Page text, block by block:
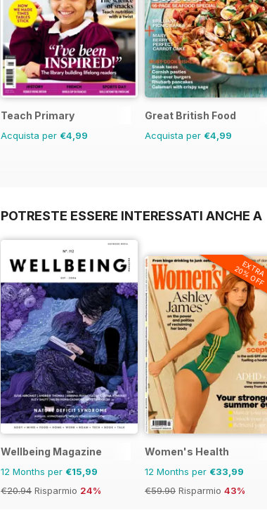
Teach Primary
Acquista per €4,99
Great British Food
Acquista per €4,99
POTRESTE ESSERE INTERESSATI ANCHE A
Wellbeing Magazine
12 Months per €15,99
€20.94 Risparmio 24%
EXTRA
20% OFF
Women's Health
12 Months per €33,99
€59.90 Risparmio 43%